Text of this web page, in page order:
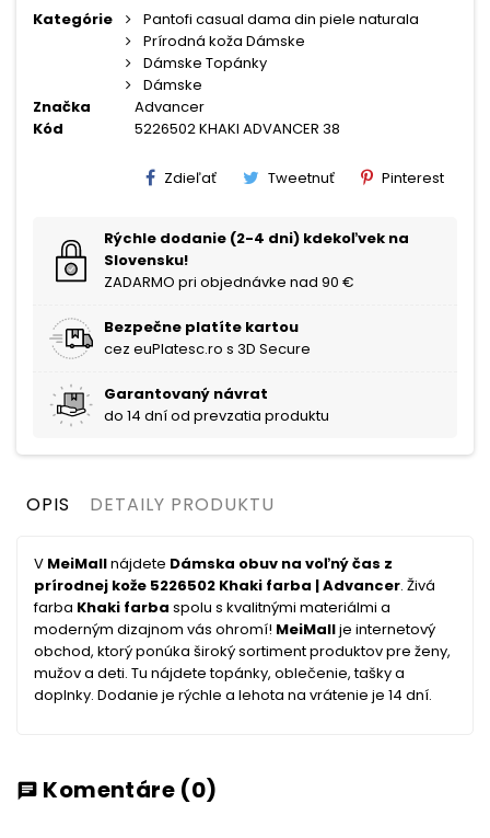
Kategórie
Pantofi casual dama din piele naturala
Prírodná koža Dámske
Dámske Topánky
Dámske
Značka
Advancer
Kód
5226502 KHAKI ADVANCER 38
Zdieľať Tweetnuť Pinterest
Rýchle dodanie (2-4 dni) kdekoľvek na
Slovensku!
ZADARMO pri objednávke nad 90 €
Bezpečne platíte kartou
cez euPlatesc.ro s 3D Secure
Garantovaný návrat
do 14 dní od prevzatia produktu
OPIS DETAILY PRODUKTU
V MeiMallnájdete Dámska obuv na voľný čas z
prírodnej kože 5226502 Khaki farba | Advancer. Živá
farba Khaki farba spolu s kvalitnými materiálmi a
moderným dizajnom vás ohromí! MeiMallje internetový
obchod, ktorý ponúka široký sortiment produktov pre ženy,
mužov a deti. Tu nájdete topánky, oblečenie, tašky a
doplnky. Dodanie je rýchle a lehota na vrátenie je 14 dní.
chat Komentáre (0)